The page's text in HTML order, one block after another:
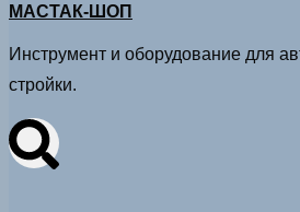
МАСТАК-ШОП
Инструмент и оборудование для
стройки.